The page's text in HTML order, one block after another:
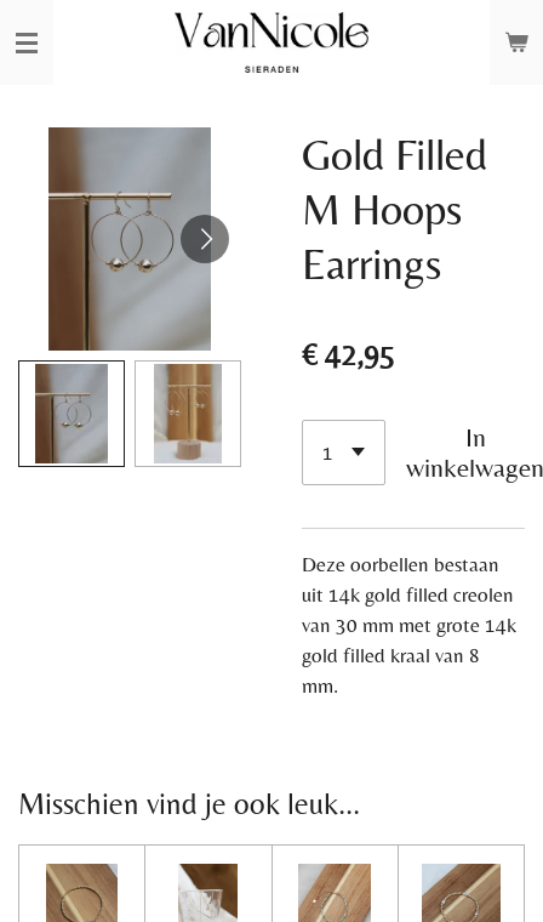
direct
Gold Filled
M Hoops
Earrings
€ 42,95
In
Deze oorbellen bestaan
uit 14k gold filled creolen
van 30 mm met grote 14k
gold filled kraal van 8
mm.
Misschien vind je ook leuk...